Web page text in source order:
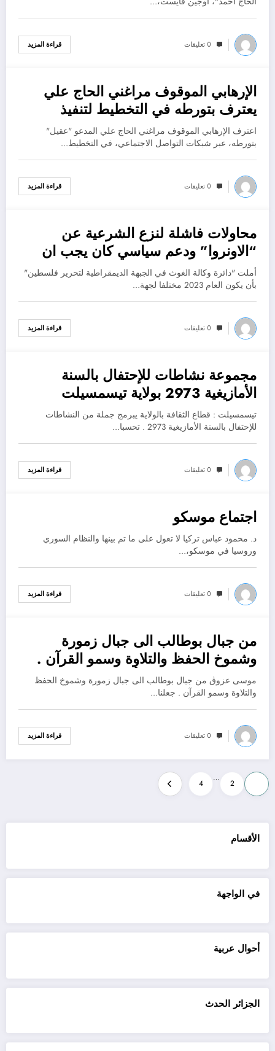
0 تعليقات قراءة المزيد
يناير 3, 2023
الإرهابي الموقوف مراغني الحاج علي
يعترف بتورطه في التخطيط لتنفيذ
عمليات ارهابية في الجزائر
اعترف الإرهابي الموقوف مراغني الحاج علي المدعو "عقيل"
بتورطه، عبر شبكات التواصل الاجتماعي، في التخطيط…
0 تعليقات قراءة المزيد
يناير 3, 2023
محاولات فاشلة لنزع الشرعية عن
“الاونروا” ودعم سياسي كان يجب ان
يترافق مع
أملت "دائرة وكالة الغوث في الجبهة الديمقراطية لتحرير فلسطين"
بأن يكون العام 2023 مختلفا لجهة…
0 تعليقات قراءة المزيد
يناير 3, 2023
مجموعة نشاطات للإحتفال بالسنة
الأمازيغية 2973 بولاية تيسمسيلت
تيسمسيلت : قطاع الثقافة بالولاية يبرمج جملة من النشاطات
للإحتفال بالسنة الأمازيغية 2973 . تحسبا…
0 تعليقات قراءة المزيد
يناير 3, 2023
اجتماع موسكو
د. محمود عباس تركيا لا تعول على ما تم بينها والنظام السوري
وروسيا في موسكو،…
0 تعليقات قراءة المزيد
يناير 3, 2023
من جبال بوطالب الى جبال زمورة
وشموخ الحفظ والتلاوة وسمو القرآن .
جعلنا الله وإياكم من أهله وخاصته.
موسى عزوڨ من جبال بوطالب الى جبال زمورة وشموخ الحفظ
والتلاوة وسمو القرآن . جعلنا…
0 تعليقات قراءة المزيد
Posts
pagination
2
…
4
الأقسام
في الواجهة
أحوال عربية
الجزائر الحدث